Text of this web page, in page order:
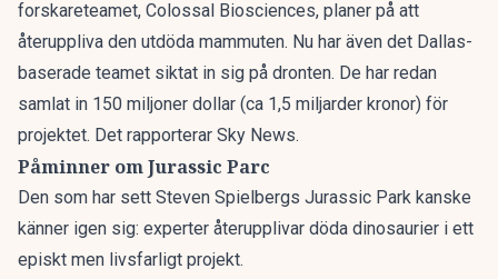
forskareteamet, Colossal Biosciences, planer på att
återuppliva den utdöda mammuten. Nu har även det Dallas-
baserade teamet siktat in sig på dronten. De har redan
samlat in 150 miljoner dollar (ca 1,5 miljarder kronor) för
projektet. Det rapporterar Sky News.
Påminner om Jurassic Parc
Den som har sett Steven Spielbergs Jurassic Park kanske
känner igen sig: experter återupplivar döda dinosaurier i ett
episkt men livsfarligt projekt.